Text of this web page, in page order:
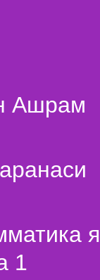
Ашрам
1